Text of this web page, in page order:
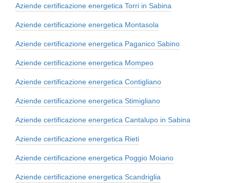
Aziende certificazione energetica Torri in Sabina
Aziende certificazione energetica Montasola
Aziende certificazione energetica Paganico Sabino
Aziende certificazione energetica Mompeo
Aziende certificazione energetica Contigliano
Aziende certificazione energetica Stimigliano
Aziende certificazione energetica Cantalupo in Sabina
Aziende certificazione energetica Rieti
Aziende certificazione energetica Poggio Moiano
Aziende certificazione energetica Scandriglia